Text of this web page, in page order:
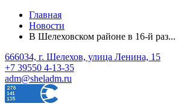
Главная
Новости
В Шелеховском районе в 16-й раз...
666034, г. Шелехов, улица Ленина, 15
+7 39550 4-13-35
adm@sheladm.ru